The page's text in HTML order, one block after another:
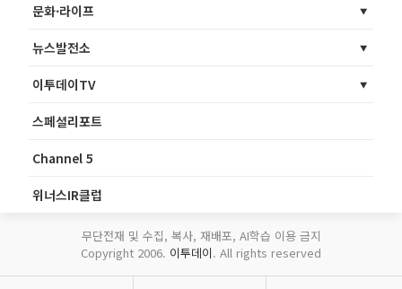
문화·라이프
뉴스발전소
이투데이TV
스페셜리포트
Channel 5
위너스IR클럽
무단전재 및 수집, 복사, 재배포, AI학습 이용 금지
Copyright 2006. 이투데이. All rights reserved